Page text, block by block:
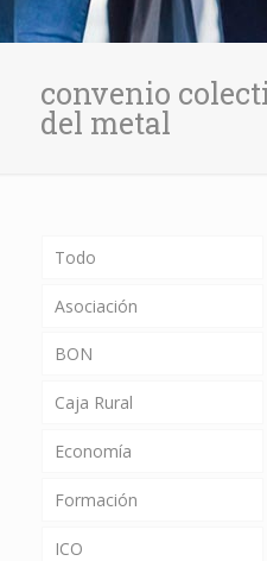
convenio
del metal
Todo
Asociación
BON
Caja Rural
Economía
Formación
ICO